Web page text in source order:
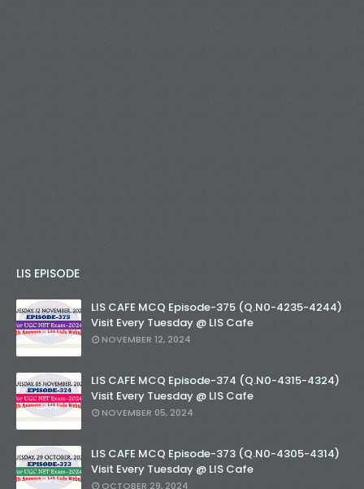
LIS EPISODE
LIS CAFE MCQ Episode-375 (Q.N0-4235-4244)
Visit Every Tuesday @ LIS Cafe
NOVEMBER 12, 2024
LIS CAFE MCQ Episode-374 (Q.N0-4315-4324)
Visit Every Tuesday @ LIS Cafe
NOVEMBER 05, 2024
LIS CAFE MCQ Episode-373 (Q.N0-4305-4314)
Visit Every Tuesday @ LIS Cafe
OCTOBER 29, 2024